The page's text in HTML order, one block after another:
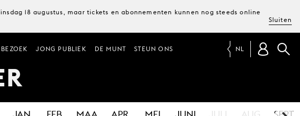
18 augustus, maar tickets en abonnementen kunnen nog steeds online
Sluiten
JONG PUBLIEK DE MUNT STEUN ONS NL